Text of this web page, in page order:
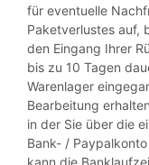
für eventuelle
Paketverlustes auf,
den Eingang Ihrer
bis zu 10 Tagen
Warenlager
Bearbeitung
in der Sie über die
Bank- /
kann die